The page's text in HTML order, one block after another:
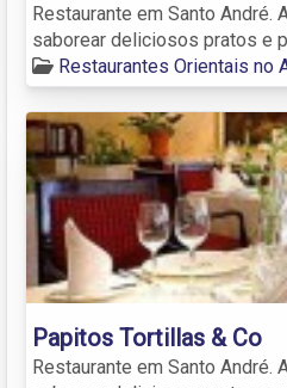
Restaurante em Santo André.
saborear deliciosos pratos e
Restaurantes Orientais no
Papitos Tortillas & Co
Restaurante em Santo André.